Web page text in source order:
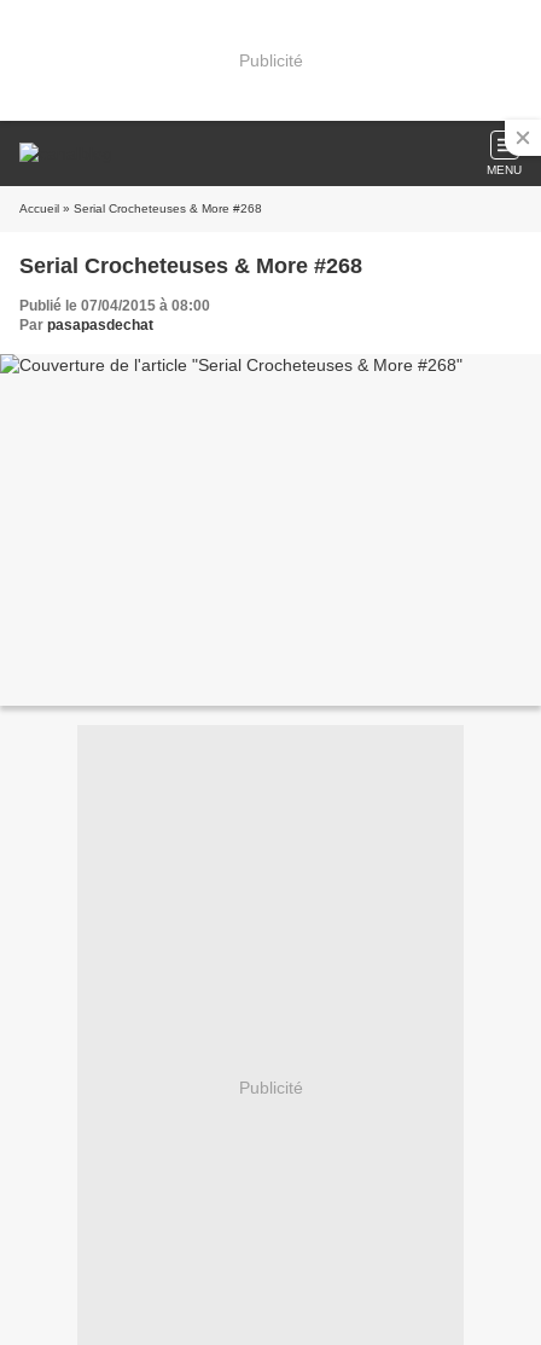
Publicité
MENU
Accueil » Serial Crocheteuses & More #268
Serial Crocheteuses & More #268
Publié le 07/04/2015 à 08:00
Par pasapasdechat
Publicité